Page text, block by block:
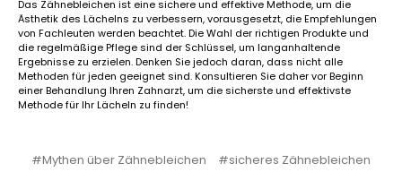
Das Zähnebleichen ist eine sichere und effektive Methode, um die
Ästhetik des Lächelns zu verbessern, vorausgesetzt, die Empfehlungen
von Fachleuten werden beachtet. Die Wahl der richtigen Produkte und
die regelmäßige Pflege sind der Schlüssel, um langanhaltende
Ergebnisse zu erzielen. Denken Sie jedoch daran, dass nicht alle
Methoden für jeden geeignet sind. Konsultieren Sie daher vor Beginn
einer Behandlung Ihren Zahnarzt, um die sicherste und effektivste
Methode für Ihr Lächeln zu finden!
#Mythen über Zähnebleichen
#sicheres Zähnebleichen